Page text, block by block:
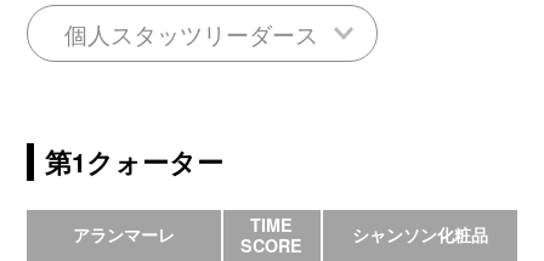
個人スタッツリーダース
第1クォーター
アランマーレ
TIME
SCORE
シャンソン化粧品